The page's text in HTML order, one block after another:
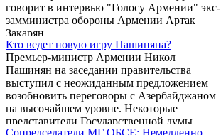
говорит в интервью "Голосу Армении" экс-
замминистра обороны Армении Артак
Закарян.
Кто ведет новую игру Пашиняна?
Премьер-министр Армении Никол
Пашинян на заседании правительства
выступил с неожиданным предложением
возобновить переговоры с Азербайджаном
на высочайшем уровне. Некоторые
представители Государственной думы
Сопредседатели МГ ОБСЕ: Немедленно